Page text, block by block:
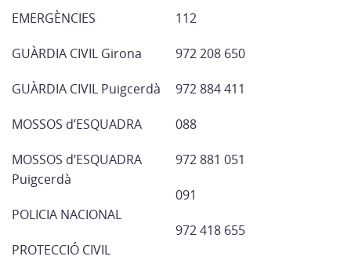
EMERGÈNCIES
GUÀRDIA CIVIL Girona
GUÀRDIA CIVIL Puigcerdà
MOSSOS d’ESQUADRA
MOSSOS d’ESQUADRA
Puigcerdà
POLICIA NACIONAL
PROTECCIÓ CIVIL
112
972 208 650
972 884 411
088
972 881 051
091
972 418 655